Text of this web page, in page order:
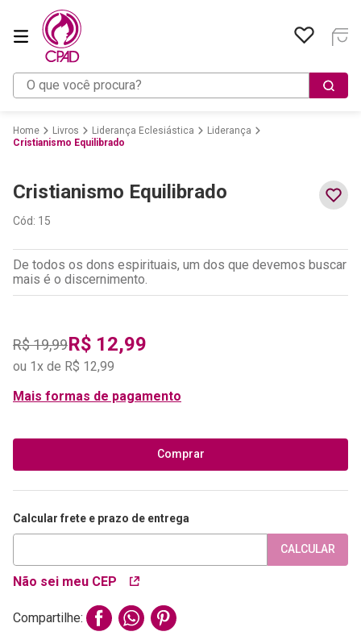
O que você procura?
Livros Liderança Eclesiástica
Liderança
Cristianismo Equilibrado
Cristianismo Equilibrado
Cód: 15
De todos os dons espirituais, um dos que devemos buscar
mais é o discernimento.
R$19,99R$ 12,99
ou 1 x de R$ 12,99
Mais formas de pagamento
Comprar
Calcular frete e prazo de entrega
Não sei meu CEP
CALCULAR
Compartilhe: